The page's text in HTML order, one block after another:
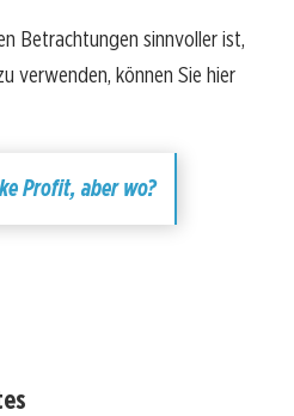
Betrachtungen sinnvoller ist,
verwenden, können Sie hier
Profit, aber wo?